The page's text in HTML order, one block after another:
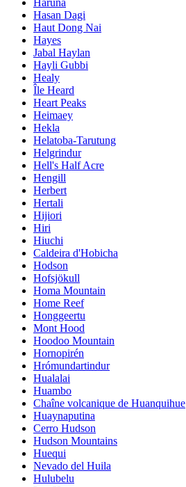
Hasan Dagi
Haut Dong Nai
Hayes
Jabal Haylan
Hayli Gubbi
Healy
Île Heard
Heart Peaks
Heimaey
Hekla
Helatoba-Tarutung
Helgrindur
Hell's Half Acre
Hengill
Herbert
Hertali
Hijiori
Hiri
Hiuchi
Caldeira d'Hobicha
Hodson
Hofsjökull
Homa Mountain
Home Reef
Honggeertu
Mont Hood
Hoodoo Mountain
Hornopirén
Hrómundartindur
Hualalai
Huambo
Chaîne volcanique de Huanquihue
Huaynaputina
Cerro Hudson
Hudson Mountains
Huequi
Nevado del Huila
Hulubelu